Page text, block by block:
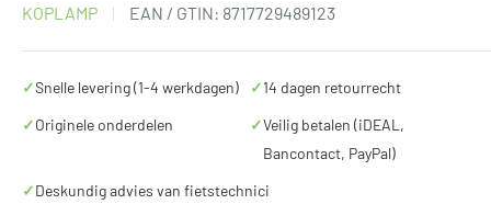
KOPLAMP EAN / GTIN: 8717729489123
✓Snelle levering (1-4 werkdagen) ✓14 dagen retourrecht
✓Originele onderdelen ✓Veilig betalen (iDEAL,
Bancontact, PayPal)
✓Deskundig advies van fietstechnici